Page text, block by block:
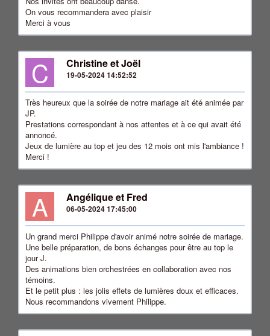
On vous recommandera avec plaisir
Merci à vous
C Christine et Joël
19-05-2024 14:52:52
Très heureux que la soirée de notre mariage ait été animée par
JP.
Prestations correspondant à nos attentes et à ce qui avait été
annoncé.
Jeux de lumière au top et jeu des 12 mois ont mis l'ambiance !
Merci !
A Angélique et Fred
06-05-2024 17:45:00
Un grand merci Philippe d'avoir animé notre soirée de mariage.
Une belle préparation, de bons échanges pour être au top le
jour J.
Des animations bien orchestrées en collaboration avec nos
témoins.
Et le petit plus : les jolis effets de lumières doux et efficaces.
Nous recommandons vivement Philippe.